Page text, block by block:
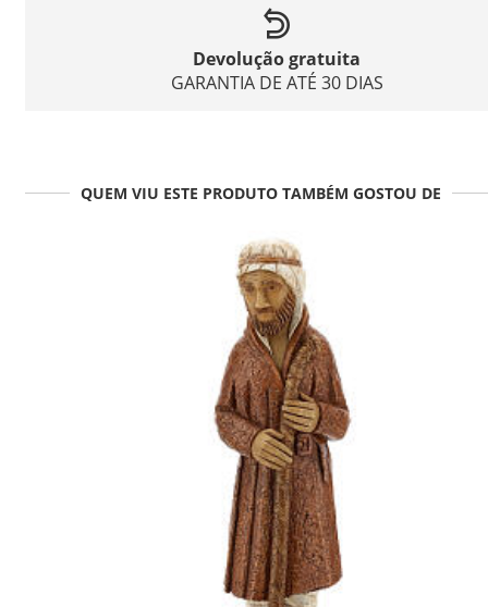
Devolução gratuita
GARANTIA DE ATÉ 30 DIAS
QUEM VIU ESTE PRODUTO TAMBÉM GOSTOU DE